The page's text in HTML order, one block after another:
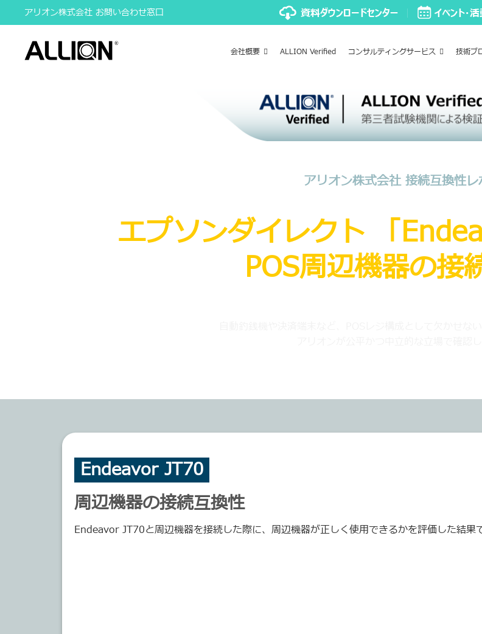
to
content
アリオン株式会社 お問い合わせ窓口
会社概要 ALLION Verified コンサルティングサービス 技術ブ
アリオン株式会社 接続互換性
エプソンダイレクト 「
POS周辺機器の接
Endeavor JT70
周辺機器の接続互換性
Endeavor JT70と周辺機器を接続した際に、周辺機器が正しく使用できるかを評価した結果